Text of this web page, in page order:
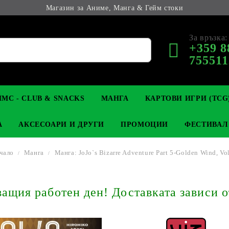
Магазин за Аниме, Манга & Гейм стоки
За връзка:
+359
КОЛЕКЦИОНЕРСКИ
YU-GI-OH! TCG
- CLUB & SNACKS МАНГА
LIGHT NOVEL
КАРТОВИ ИГРИ
MAGIC: THE GATHERING
АНИМЕ ФИГУРКИ
АКСЕСОАРИ И ДРУГИ
КЛЮЧОДЪРЖАТЕЛИ
ПРОМОЦИИ
Манга Манга: JoJo`s Bizarre Adventure Part 5-Golden Wind,
работен ден! Доставката зависи